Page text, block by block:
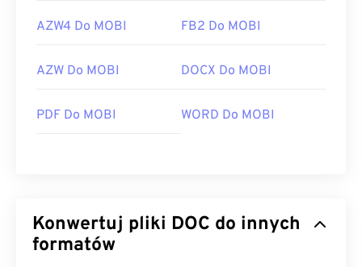
AZW4 Do MOBI FB2 Do MOBI
AZW Do MOBI DOCX Do MOBI
PDF Do MOBI WORD Do MOBI
Konwertuj pliki DOC do innych
formatów